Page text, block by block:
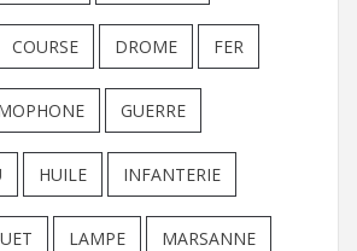
COURSE DROME FER
GUERRE
HUILE INFANTERIE
LAMPE MARSANNE